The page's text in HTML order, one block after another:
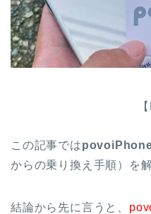
この記事では
からの乗り換え手順）を
結論から先に言うと、